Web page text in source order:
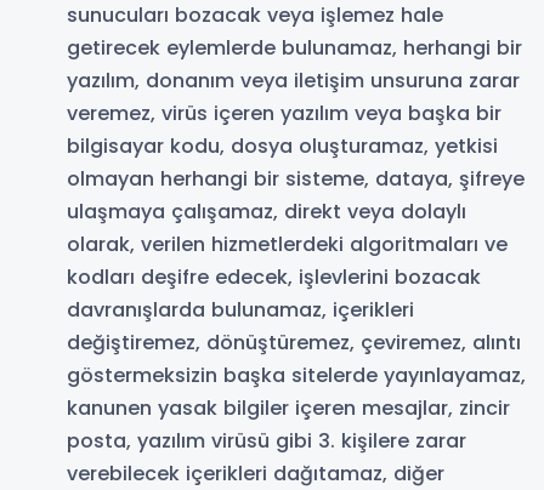
sunucuları bozacak veya işlemez hale
getirecek eylemlerde bulunamaz, herhangi bir
yazılım, donanım veya iletişim unsuruna zarar
veremez, virüs içeren yazılım veya başka bir
bilgisayar kodu, dosya oluşturamaz, yetkisi
olmayan herhangi bir sisteme, dataya, şifreye
ulaşmaya çalışamaz, direkt veya dolaylı
olarak, verilen hizmetlerdeki algoritmaları ve
kodları deşifre edecek, işlevlerini bozacak
davranışlarda bulunamaz, içerikleri
değiştiremez, dönüştüremez, çeviremez, alıntı
göstermeksizin başka sitelerde yayınlayamaz,
kanunen yasak bilgiler içeren mesajlar, zincir
posta, yazılım virüsü gibi 3. kişilere zarar
verebilecek içerikleri dağıtamaz, diğer